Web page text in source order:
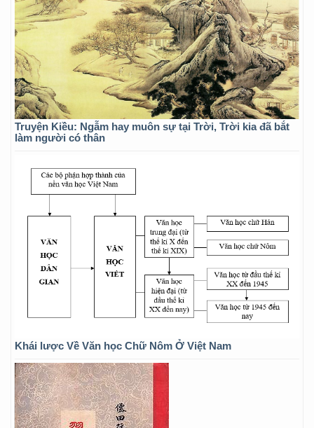
Truyện Kiều: Ngẫm hay muôn sự tại Trời, Trời kia đã bắt
làm người có thân
Khái lược Về Văn học Chữ Nôm Ở Việt Nam